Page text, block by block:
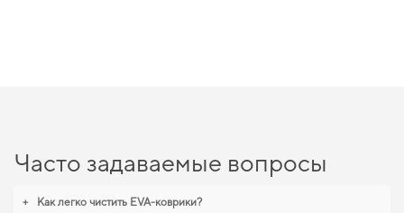
Часто задаваемые вопросы
+ Как легко чистить EVA-коврики?